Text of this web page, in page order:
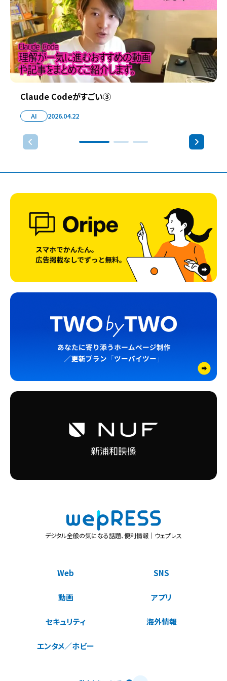
Claude Codeがすごい③
AI 2026.04.22
デジタル全般の気になる話題、便利情報｜ウェプレス
Web SNS
動画 アプリ
セキュリティ 海外情報
エンタメ／ホビー